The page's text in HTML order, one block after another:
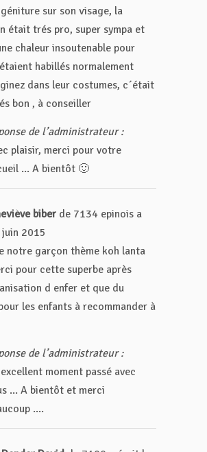
sur son visage, la
était trés pro, super sympa et
chaleur insoutenable pour
habillés normalement
dans leur costumes, c´était
bon , à conseiller
de l’administrateur :
plaisir, merci pour votre
... A bientôt 🙂
biber de 7134 epinois a
2015
notre garçon thème koh lanta
pour cette superbe après
d enfer et que du
les enfants à recommander à
de l’administrateur :
moment passé avec
... A bientôt et merci
....